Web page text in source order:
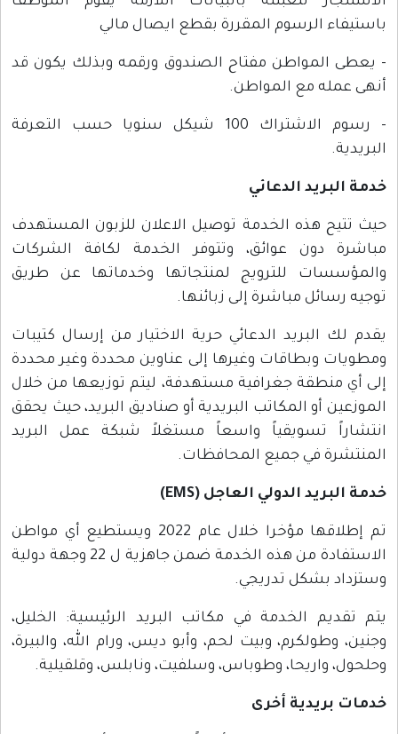
باستيفاء الرسوم المقررة بقطع ايصال مالي
- يعطى المواطن مفتاح الصندوق ورقمه وبذلك يكون قد
أنهى عمله مع المواطن.
- رسوم الاشتراك 100 شيكل سنويا حسب التعرفة
البريدية.
خدمة البريد الدعائي
حيث تتيح هذه الخدمة توصيل الاعلان للزبون المستهدف
مباشرة دون عوائق، وتتوفر الخدمة لكافة الشركات
والمؤسسات للترويج لمنتجاتها وخدماتها عن طريق
توجيه رسائل مباشرة إلى زبائنها.
يقدم لك البريد الدعائي حرية الاختيار من إرسال كتيبات
ومطويات وبطاقات وغيرها إلى عناوين محددة وغير محددة
إلى أي منطقة جغرافية مستهدفة، ليتم توزيعها من خلال
الموزعين أو المكاتب البريدية أو صناديق البريد، حيث يحقق
انتشاراً تسويقياً واسعاً مستغلاً شبكة عمل البريد
المنتشرة في جميع المحافظات.
خدمة البريد الدولي العاجل (EMS
)
تم إطلاقها مؤخرا خلال عام 2022 ويستطيع أي مواطن
الاستفادة من هذه الخدمة ضمن جاهزية ل 22 وجهة دولية
وستزداد بشكل تدريجي.
يتم تقديم الخدمة في مكاتب البريد الرئيسية: الخليل،
وجنين، وطولكرم، وبيت لحم، وأبو ديس، ورام الله، والبيرة،
وحلحول، واريحا، وطوباس، وسلفيت، ونابلس، وقلقيلية.
خدمات بريدية أخرى